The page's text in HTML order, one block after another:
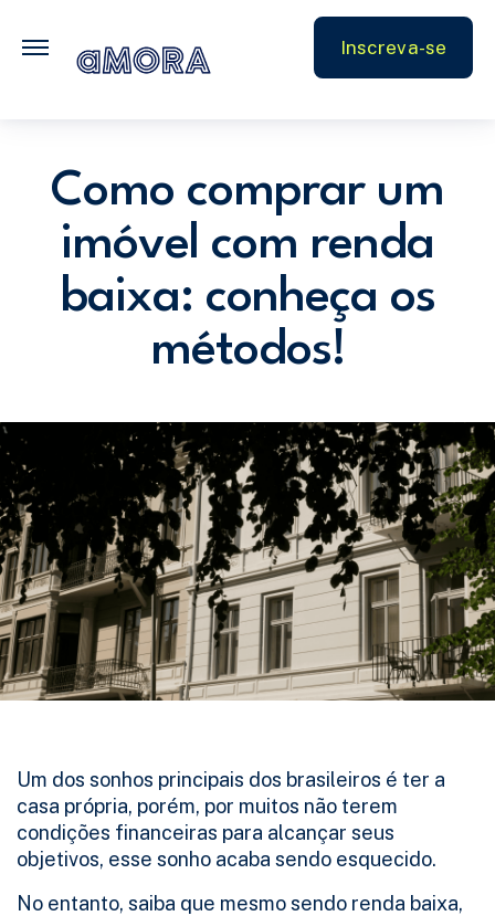
Inscreva-se
Parceiros
Como comprar um
imóvel com renda
baixa: conheça os
métodos!
Um dos sonhos principais dos brasileiros é ter a
casa própria, porém, por muitos não terem
condições financeiras para alcançar seus
objetivos, esse sonho acaba sendo esquecido.
No entanto, saiba que mesmo sendo renda baixa,